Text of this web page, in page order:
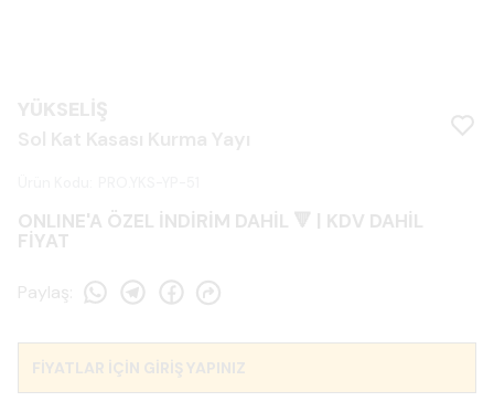
ONLINE'A ÖZEL İNDİRİM DAHİL 🔻 | KDV DAHİL
FİYAT
Paylaş
FİYATLAR İÇİN GİRİŞ YAPINIZ